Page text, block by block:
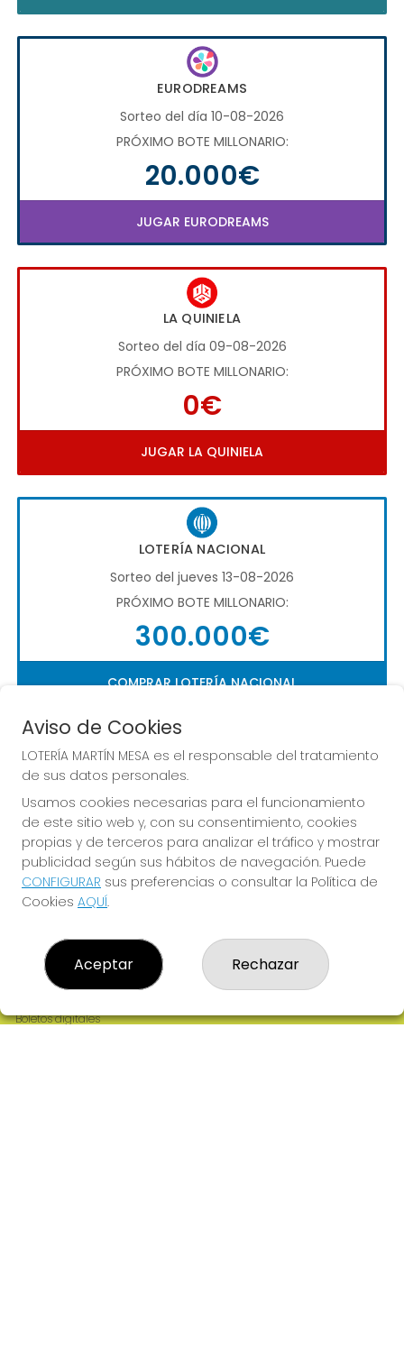
EURODREAMS
Sorteo del día 10-08-2026
PRÓXIMO BOTE MILLONARIO:
20.000€
JUGAR EURODREAMS
LA QUINIELA
Sorteo del día 09-08-2026
PRÓXIMO BOTE MILLONARIO:
0€
JUGAR LA QUINIELA
LOTERÍA NACIONAL
Sorteo del jueves 13-08-2026
PRÓXIMO BOTE MILLONARIO:
300.000€
COMPRAR LOTERÍA NACIONAL
Imagen anterior
LOTERÍA MARTÍN MESA
Resultados
Contacto
Empresas
Boletos digitales
Aviso de Cookies
LOTERÍA MARTÍN MESA es el responsable del tratamiento
de sus datos personales.
Usamos cookies necesarias para el funcionamiento
de este sitio web y, con su consentimiento, cookies
propias y de terceros para analizar el tráfico y mostrar
publicidad según sus hábitos de navegación. Puede
CONFIGURAR sus preferencias o consultar la Política de
Cookies AQUÍ.
Aceptar Rechazar